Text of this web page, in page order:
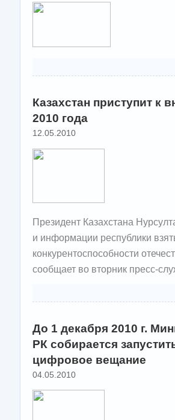
Казахстан приступит к
2010 года
12.05.2010
Президент Казахстана
и информации республики
конкурентоспособности
сообщает во вторник пресс-
До 1 декабря 2010 г.
РК собирается
цифровое вещание
04.05.2010